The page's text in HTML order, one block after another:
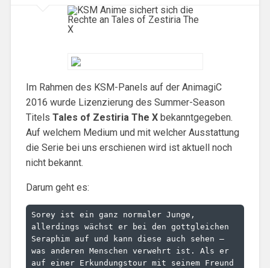
Im Rahmen des KSM-Panels auf der AnimagiC
2016 wurde Lizenzierung des Summer-Season
Titels Tales of Zestiria The Xbekanntgegeben.
Auf welchem Medium und mit welcher Ausstattung
die Serie bei uns erschienen wird ist aktuell noch
nicht bekannt.
Darum geht es:
Sorey ist ein ganz normaler Junge,
allerdings wächst er bei den gottgleichen
Seraphim auf und kann diese auch sehen –
was anderen Menschen verwehrt ist. Als er
auf einer Erkundungstour mit seinem Freund